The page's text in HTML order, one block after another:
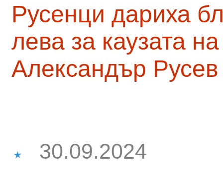
Русенци дариха
лева за каузата
Александър Русев
30.09.2024